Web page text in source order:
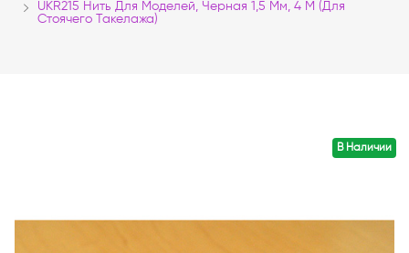
UKR215 Нить Для Моделей, Черная 1,5 Мм, 4 М (для
Стоячего Такелажа)
В Наличии